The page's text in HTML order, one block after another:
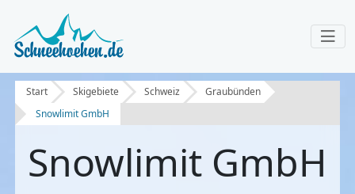
Start Skigebiete Schweiz
Graubünden
Snowlimit GmbH
Snowlimit GmbH